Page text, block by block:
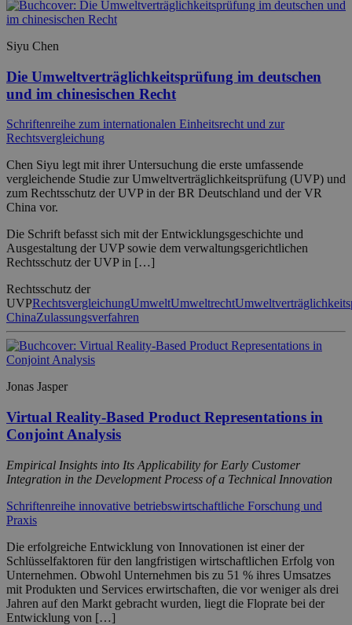
Siyu Chen
Die Umweltverträglichkeitsprüfung im deutschen
und im chinesischen Recht
Schriftenreihe zum internationalen Einheitsrecht und zur
Rechtsvergleichung
Chen Siyu legt mit ihrer Untersuchung die erste umfassende
vergleichende Studie zur Umweltverträglichkeitsprüfung (UVP) und
zum Rechtsschutz der UVP in der BR Deutschland und der VR
China vor.
Die Schrift befasst sich mit der Entwicklungsgeschichte und
Ausgestaltung der UVP sowie dem verwaltungsgerichtlichen
Rechtsschutz der UVP in […]
Rechtsschutz der
UVPRechtsvergleichungUmweltUmweltrecht
ChinaZulassungsverfahren
Jonas Jasper
Virtual Reality-Based Product Representations in
Conjoint Analysis
Empirical Insights into Its Applicability for Early Customer
Integration in the Development Process of a Technical Innovation
Schriftenreihe innovative betriebswirtschaftliche Forschung und
Praxis
Die erfolgreiche Entwicklung von Innovationen ist einer der
Schlüsselfaktoren für den langfristigen wirtschaftlichen Erfolg von
Unternehmen. Obwohl Unternehmen bis zu 51 % ihres Umsatzes
mit Produkten und Services erwirtschaften, die vor weniger als drei
Jahren auf den Markt gebracht wurden, liegt die Floprate bei der
Entwicklung von […]